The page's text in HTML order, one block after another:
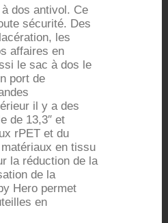
dos antivol. Ce
sécurité. Des
les
affaires en
le sac à dos le
port de
il y a des
de 13,3″ et
rPET et du
en tissu
la réduction de la
de la
Hero permet
en